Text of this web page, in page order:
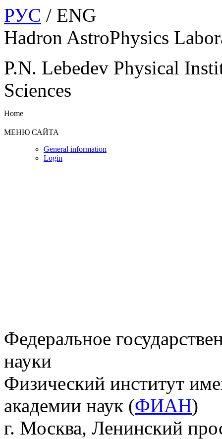
РУС / ENG
Hadron AstroPhysics
P.N. Lebedev Physical
Sciences
Home
МЕНЮ САЙТА
General information
Login
Федеральное
науки
Физический институт
академии наук (ФИАН)
г. Москва, Ленинский